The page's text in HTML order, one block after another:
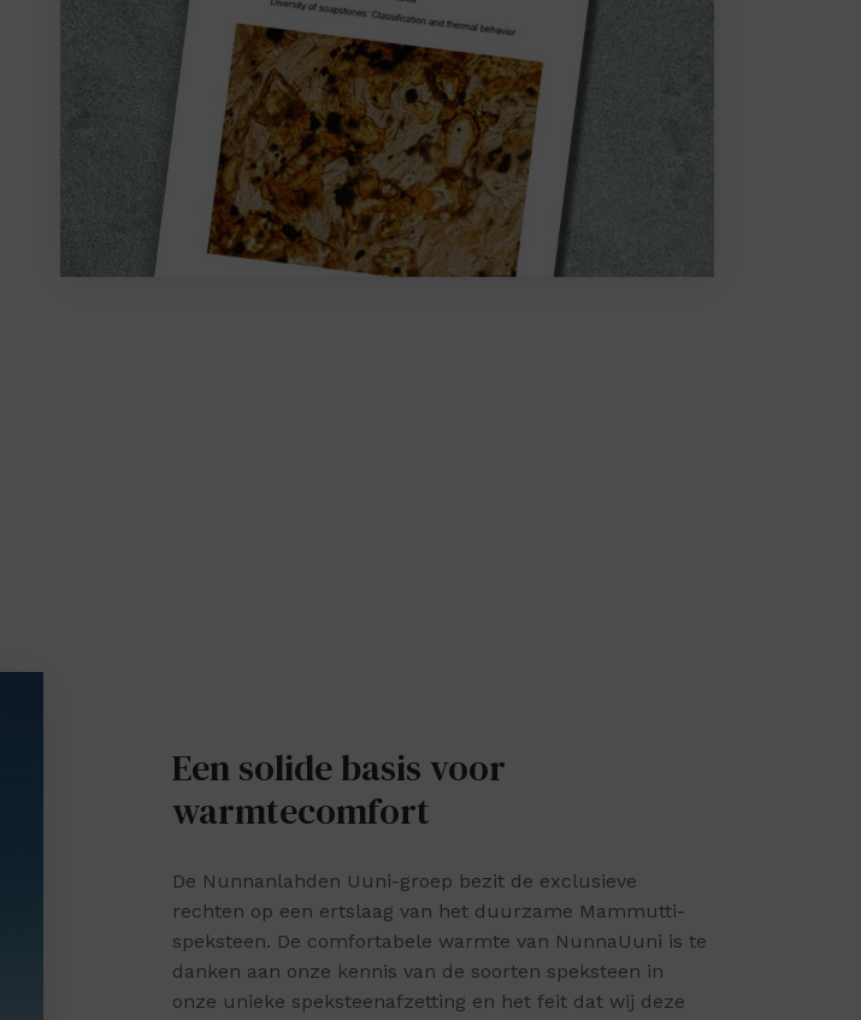
Een solide basis voor
warmtecomfort
De Nunnanlahden Uuni-groep bezit de exclusieve
rechten op een ertslaag van het duurzame Mammutti-
speksteen. De comfortabele warmte van NunnaUuni is te
danken aan onze kennis van de soorten speksteen in
onze unieke speksteenafzetting en het feit dat wij deze